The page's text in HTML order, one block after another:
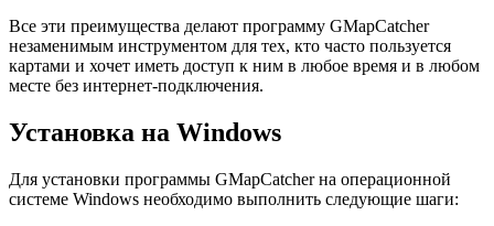
Все эти преимущества делают программу GMapCatcher
незаменимым инструментом для тех, кто часто пользуется
картами и хочет иметь доступ к ним в любое время и в любом
месте без интернет-подключения.
Установка на Windows
Для установки программы GMapCatcher на операционной
системе Windows необходимо выполнить следующие шаги: